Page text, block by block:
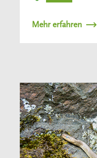
Mehr erfahren